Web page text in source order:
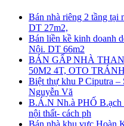
Bán nhà riêng 2 tầng
DT 27m2,
Bán liền kề kinh doanh
Nội. DT 66m2
BÁN GẤP NHÀ
50M2 4T, OTO
Biệt thự khu P Ciputra –
Nguyễn Vă
B.Á.N Nh.à PHỐ
nội thất- cách ph
Bán nhà khu vực Hoàn